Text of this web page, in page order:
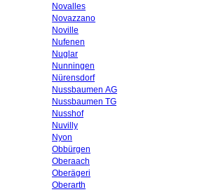
Novalles
Novazzano
Noville
Nufenen
Nuglar
Nunningen
Nürensdorf
Nussbaumen AG
Nussbaumen TG
Nusshof
Nuvilly
Nyon
Obbürgen
Oberaach
Oberägeri
Oberarth